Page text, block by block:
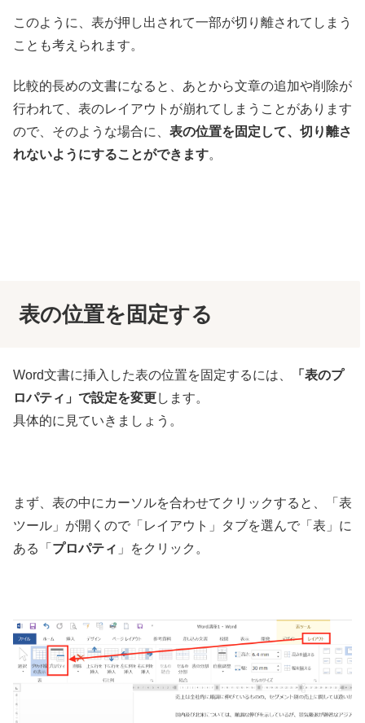
このように、表が押し出されて一部が切り離されてしまう
ことも考えられます。
比較的長めの文書になると、あとから文章の追加や削除が
行われて、表のレイアウトが崩れてしまうことがあります
ので、そのような場合に、 表の位置を固定して、切り離さ
れないようにすることができます。
表の位置を固定する
Word文書に挿入した表の位置を固定するには、
「表のプ
ロパティ」で設定を変更します。
具体的に見ていきましょう。
まず、表の中にカーソルを合わせてクリックすると、「表
ツール」が開くので「レイアウト」タブを選んで「表」に
ある「 プロパティ 」をクリック。